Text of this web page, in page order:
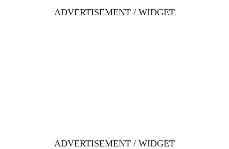
ADVERTISEMENT / WIDGET
ADVERTISEMENT / WIDGET